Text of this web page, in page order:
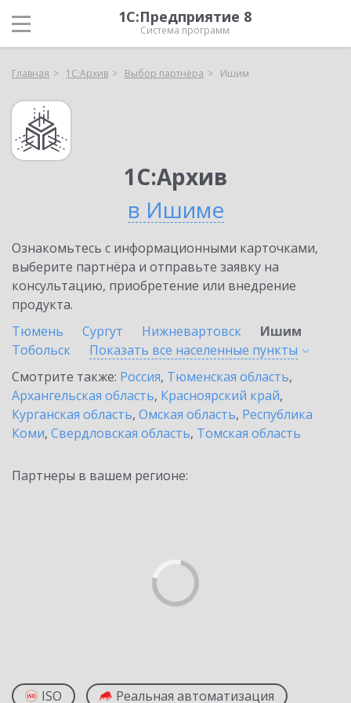
1С:Предприятие 8
Система программ
Главная 1С:Архив Выбор партнёра Ишим
1С:Архив
в Ишиме
Ознакомьтесь с информационными карточками,
выберите партнёра и отправьте заявку на
консультацию, приобретение или внедрение
продукта.
Тюмень
Сургут Нижневартовск
Ишим
Тобольск
Показать все населенные пункты
Смотрите также: Россия, Тюменская область,
Архангельская область, Красноярский край,
Курганская область, Омская область, Республика
Коми, Свердловская область, Томская область
Партнеры в вашем регионе:
ISO Реальная автоматизация